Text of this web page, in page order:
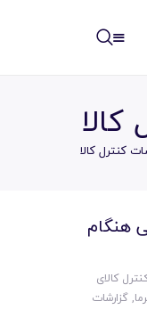
کنترل کالا
هنگام
کالای
,گزارشات